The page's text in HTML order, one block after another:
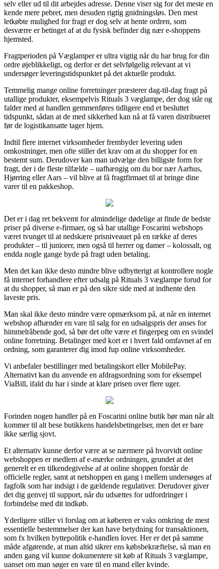
selv eller ud til dit arbejdes adresse. Denne viser sig for det meste en
kende mere pebret, men desuden rigtig gnidningsløs. Den mest
letkøbte mulighed for fragt er dog selv at hente ordren, som
desværre er betinget af at du fysisk befinder dig nær e-shoppens
hjemsted.
Fragtperioden på Væglamper er ultra vigtig når du har brug for din
ordre øjeblikkeligt, og derfor er det selvfølgelig relevant at vi
undersøger leveringstidspunktet på det aktuelle produkt.
Temmelig mange online forretninger præsterer dag-til-dag fragt på
utallige produkter, eksempelvis Rituals 3 væglampe, der dog står og
falder med at handlen gemmenføres tidligere end et besluttet
tidspunkt, sådan at de med sikkerhed kan nå at få varen distribueret
før de logistikansatte tager hjem.
Indtil flere internet virksomheder frembyder levering uden
omkostninger, men ofte stiller det krav om at du shopper for en
bestemt sum. Derudover kan man udvælge den billigste form for
fragt, der i de fleste tilfælde – uafhængig om du bor nær Aarhus,
Hjørring eller Aars – vil blive at få fragtfirmaet til at bringe dine
varer til en pakkeshop.
Det er i dag ret bekvemt for almindelige dødelige at finde de bedste
priser på diverse e-firmaer, og så har utallige Foscarini webshops
været tvunget til at nedskære prisniveauet på en række af deres
produkter – til juniorer, men også til herrer og damer – kolossalt, og
endda nogle gange byde på fragt uden betaling.
Men det kan ikke desto mindre blive udbytterigt at kontrollere nogle
få internet forhandlere efter udsalg på Rituals 3 væglampe forud for
at du shopper, så man er på den sikre side med at indhente den
laveste pris.
Man skal ikke desto mindre være opmærksom på, at når en internet
webshop afhænder en vare til salg for en udsalgspris der anses for
himmelråbende god, så bør det ofte være et fingerpeg om en svindel
online forretning. Betalinger med kort er i hvert fald omfavnet af en
ordning, som garanterer dig imod fup online virksomheder.
Vi anbefaler bestillinger med betalingskort eller MobilePay.
Alternativt kan du anvende en afdragsordning som for eksempel
ViaBill, ifald du har i sinde at klare prisen over flere uger.
Forinden nogen handler på en Foscarini online butik bør man når alt
kommer til alt bese butikkens handelsbetingelser, men det er bare
ikke særlig sjovt.
Et alternativ kunne derfor være at se nærmere på hvorvidt online
webshoppen er medlem af e-mærke ordningen, grundet at det
generelt er en tilkendegivelse af at online shoppen forstår de
officielle regler, samt at netshoppen en gang i mellem undersøges af
fagfolk som har indsigt i de gældende regulativer. Derudover giver
det dig genvej til support, når du udsættes for udfordringer i
forbindelse med dit indkøb.
Yderligere stiller vi forslag om at køberen er vaks omkring de mest
essentielle bestemmelser der kan have betydning for transaktionen,
som fx hvilken byttepolitik e-handlen lover. Her er det på samme
måde afgørende, at man altid sikrer ens købsbekræftelse, så man en
anden gang vil kunne dokumentere sit køb af Rituals 3 væglampe,
uanset om man søger en vare til en mand eller kvinde.